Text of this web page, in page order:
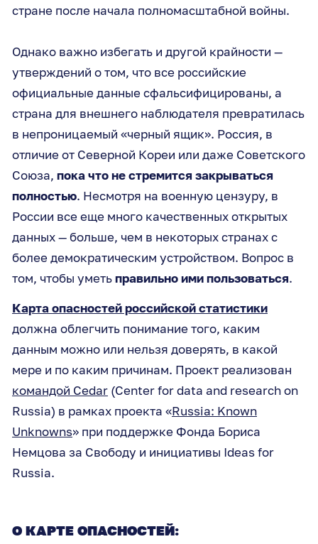
стране после начала полномасштабной войны.
Однако важно избегать и другой крайности —
утверждений о том, что все российские
официальные данные сфальсифицированы, а
страна для внешнего наблюдателя превратилась
в непроницаемый «черный ящик». Россия, в
отличие от Северной Кореи или даже Советского
Союза, пока что не стремится закрываться
полностью. Несмотря на военную цензуру, в
России все еще много качественных открытых
данных — больше, чем в некоторых странах с
более демократическим устройством. Вопрос в
том, чтобы уметьправильно ими пользоваться.
Картаопасностей российской статистики
должна облегчить понимание того, каким
данным можно или нельзя доверять, в какой
мере и по каким причинам. Проект реализован
командой Cedar (Center for data and research on
Russia) в рамках проекта «Russia: Known
Unknowns» при поддержке Фонда Бориса
Немцова за Свободу и инициативы Ideas for
Russia.
О КАРТЕ ОПАСНОСТЕЙ: